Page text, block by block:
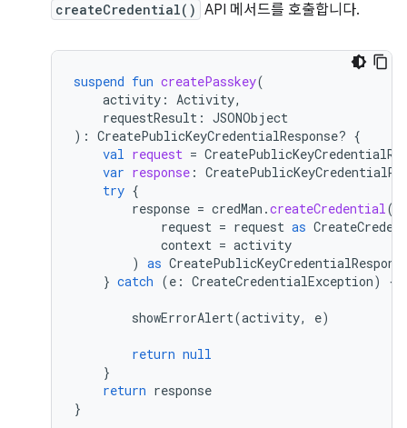
createCredential() API 메서드를 호출합니다.
suspend fun createPasskey(
activity : Activity,
requestResult : JSONObject
): CreatePublicKeyCredentialResponse? {
val request =
var response :
try {
response = credMan .createCredential(
request = request as
context = activity
) as
} catch (e : CreateCredentialException) {
showErrorAlert(activity, e)
return null
}
return response
}